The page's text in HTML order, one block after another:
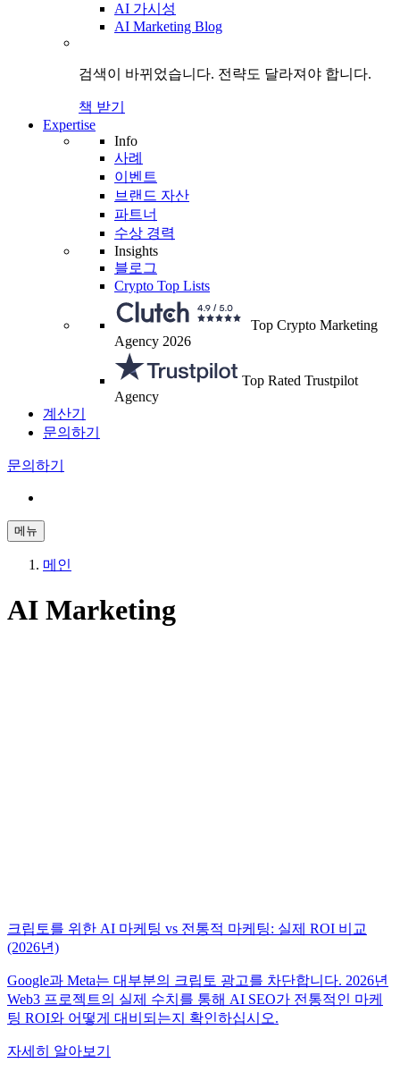
AI 가시성
AI Marketing Blog
검색이 바뀌었습니다. 전략도 달라져야 합니다.
책 받기
Expertise
Info
사례
이벤트
브랜드 자산
파트너
수상 경력
Insights
블로그
Crypto Top Lists
Top Crypto Marketing
Agency 2026
Top Rated Trustpilot
Agency
계산기
문의하기
문의하기
메뉴
메인
AI Marketing
크립토를 위한 AI 마케팅 vs 전통적 마케팅: 실제 ROI 비교
(2026년)
Google과 Meta는 대부분의 크립토 광고를 차단합니다. 2026년
Web3 프로젝트의 실제 수치를 통해 AI SEO가 전통적인 마케
팅 ROI와 어떻게 대비되는지 확인하십시오.
자세히 알아보기